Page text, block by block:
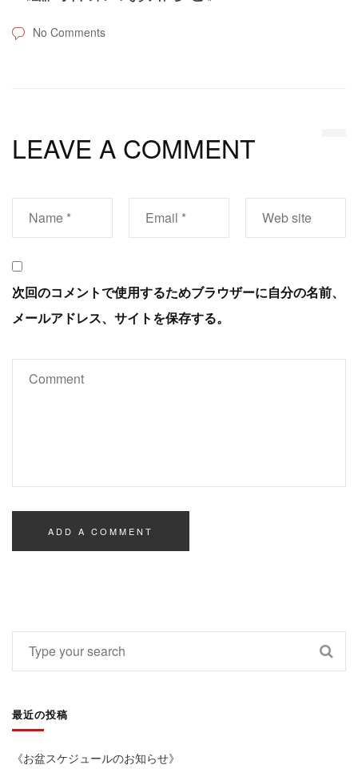
No Comments
LEAVE A COMMENT
次回のコメントで使用するためブラウザーに自分の名前、
メールアドレス、サイトを保存する。
最近の投稿
《お盆スケジュールのお知らせ》